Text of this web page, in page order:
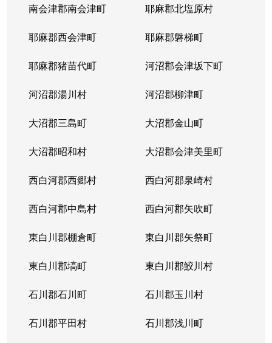
南会津郡南会津町 耶麻郡北塩原村
耶麻郡西会津町 耶麻郡磐梯町
耶麻郡猪苗代町 河沼郡会津坂下町
河沼郡湯川村 河沼郡柳津町
大沼郡三島町 大沼郡金山町
大沼郡昭和村 大沼郡会津美里町
西白河郡西郷村 西白河郡泉崎村
西白河郡中島村 西白河郡矢吹町
東白川郡棚倉町 東白川郡矢祭町
東白川郡塙町 東白川郡鮫川村
石川郡石川町 石川郡玉川村
石川郡平田村 石川郡浅川町